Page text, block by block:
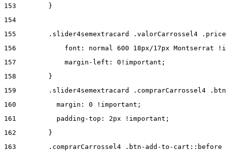
153
        }
154
155
.slider4semextracard .valorCarrossel4
156
font: normal 600 18px/17px Montserrat
157
            margin-left: 0!important;
158
        }
159
.slider4semextracard .comprarCarrossel4
160
          margin: 0 !important;
161
          padding-top: 2px !important;
162
        }
163
.comprarCarrossel4 .btn-add-to-